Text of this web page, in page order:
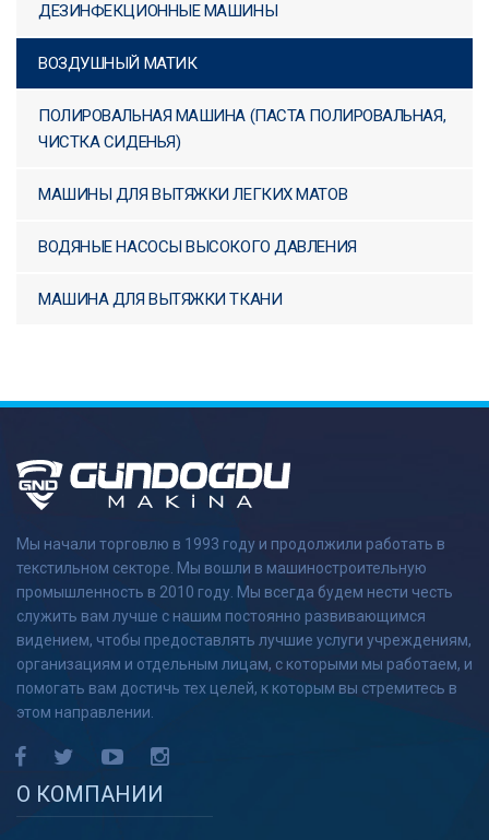
РЕЗЕРВУАРЫ ДЛЯ ПЕНЫ И
КОМПРЕССОРЫ
САМОМЫЧКИ
НАСОС ВОЗДУШНОЙ
ВОЗДУШНЫЙ МАТИК
(ПАСТА ПОЛИРОВАЛЬНАЯ,
ЧИСТКА СИДЕНЬЯ)
МАШИНЫ ДЛЯ ВЫТЯЖКИ
ЛЕГКИХ МАТОВ
ВОДЯНЫЕ НАСОСЫ
ВЫСОКОГО ДАВЛЕНИЯ
МАШИНА ДЛЯ ВЫТЯЖКИ
ТКАНИ
ЛИТЕРАТУРА
ДЕЗИНФЕКЦИОННЫЕ МАШИНЫ
ВОЗДУШНЫЙ МАТИК
ПОЛИРОВАЛЬНАЯ МАШИНА (ПАСТА ПОЛИРОВАЛЬНАЯ,
ЧИСТКА СИДЕНЬЯ)
МАШИНЫ ДЛЯ ВЫТЯЖКИ ЛЕГКИХ МАТОВ
ВОДЯНЫЕ НАСОСЫ ВЫСОКОГО ДАВЛЕНИЯ
МАШИНА ДЛЯ ВЫТЯЖКИ ТКАНИ
Мы начали торговлю в 1993 году и продолжили работать в
текстильном секторе. Мы вошли в машиностроительную
промышленность в 2010 году. Мы всегда будем нести честь
служить вам лучше с нашим постоянно развивающимся
видением, чтобы предоставлять лучшие услуги учреждениям,
организациям и отдельным лицам, с которыми мы работаем, и
помогать вам достичь тех целей, к которым вы стремитесь в
этом направлении.
О КОМПАНИИ